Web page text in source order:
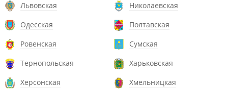
Львовская
Николаевская
Одесская
Полтавская
Ровенская
Сумская
Тернопольская
Харьковская
Херсонская
Хмельницкая